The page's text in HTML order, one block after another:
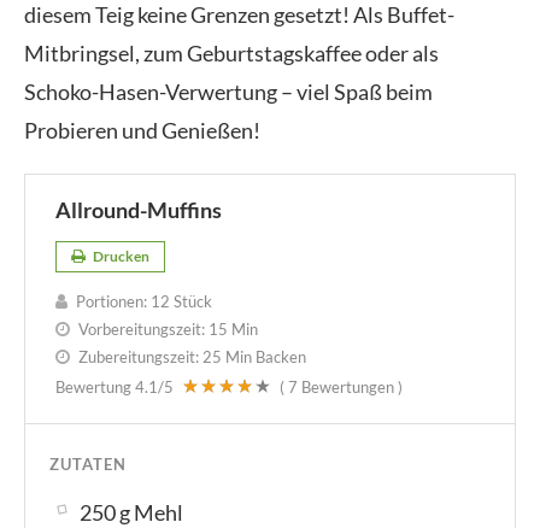
diesem Teig keine Grenzen gesetzt! Als Buffet-
Mitbringsel, zum Geburtstagskaffee oder als
Schoko-Hasen-Verwertung – viel Spaß beim
Probieren und Genießen!
Allround-Muffins
Drucken
Portionen: 12 Stück
Vorbereitungszeit: 15 Min
Zubereitungszeit:25 Min Backen
Bewertung4.1/5 (7 Bewertungen )
ZUTATEN
250 g Mehl